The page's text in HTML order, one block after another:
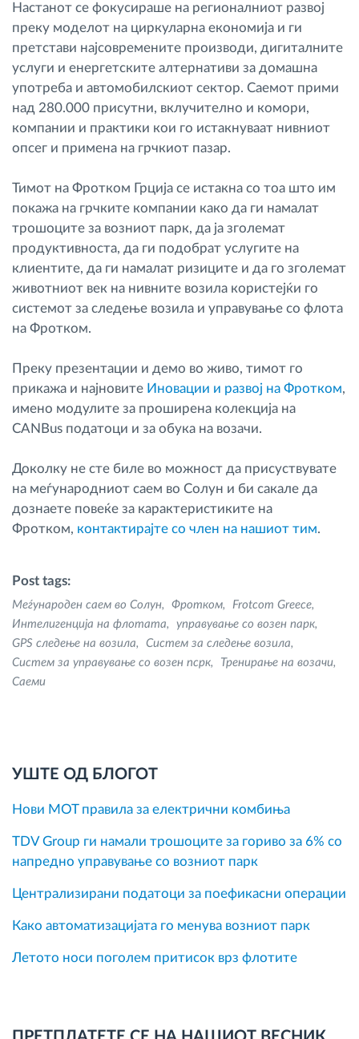
Настанот се фокусираше на регионалниот развој
преку моделот на циркуларна економија и ги
претстави најсовремените производи, дигиталните
услуги и енергетските алтернативи за домашна
употреба и автомобилскиот сектор. Саемот прими
над 280.000 присутни, вклучително и комори,
компании и практики кои го истакнуваат нивниот
опсег и примена на грчкиот пазар.
Тимот на Фротком Грција се истакна со тоа што им
покажа на грчките компании како да ги намалат
трошоците за возниот парк, да ја зголемат
продуктивноста, да ги подобрат услугите на
клиентите, да ги намалат ризиците и да го зголемат
животниот век на нивните возила користејќи го
системот за следење возила и управување со флота
на Фротком.
Преку презентации и демо во живо, тимот го
прикажа и најновите Иновации и развој на Фротком,
имено модулите за проширена колекција на
CANBus податоци и за обука на возачи.
Доколку не сте биле во можност да присуствувате
на меѓународниот саем во Солун и би сакале да
дознаете повеќе за карактеристиките на
Фротком, контактирајте со член на нашиот тим.
Post tags:
Меѓународен саем во Солун Фротком
Frotcom Greece
Интелигенција на флотата
управување со возен парк
GPS следење на возила
Систем за следење возила
Систем за управување со возен псрк
Тренирање на возачи
Саеми
УШТЕ ОД БЛОГОТ
Нови MOT правила за електрични комбиња
TDV Group ги намали трошоците за гориво за 6% со
напредно управување со возниот парк
Централизирани податоци за поефикасни операции
Како автоматизацијата го менува возниот парк
Летото носи поголем притисок врз флотите